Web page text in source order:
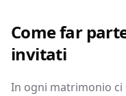
Come far
invitati
In ogni matrimonio ci